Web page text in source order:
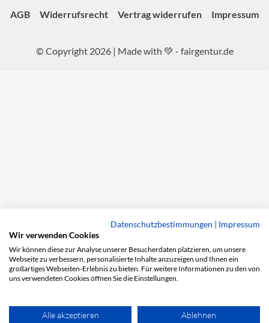
AGB
Widerrufsrecht Vertrag widerrufen Impressum
© Copyright 2026 | Made with 💚 - fairgentur.de
Datenschutzbestimmungen | Impressum
Wir verwenden Cookies
Wir können diese zur Analyse unserer Besucherdaten platzieren, um unsere
Webseite zu verbessern, personalisierte Inhalte anzuzeigen und Ihnen ein
großartiges Webseiten-Erlebnis zu bieten. Für weitere Informationen zu den von
uns verwendeten Cookies öffnen Sie die Einstellungen.
Alle akzeptieren Ablehnen